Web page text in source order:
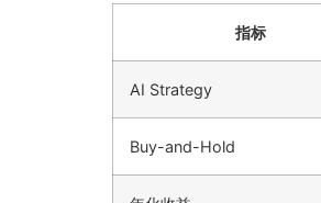
指标
AI Strategy
Buy-and-Hold